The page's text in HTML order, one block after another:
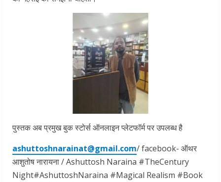
पुस्तक अब प्रमुख बुक स्टोर्स ऑनलाइन प्लेटफॉर्म पर उपलब्ध है
ashuttoshnarainat@gmail.com/ facebook- ऑथर
आशुतोष नारायना / Ashuttosh Naraina #TheCentury
Night#AshuttoshNaraina #Magical Realism #Book